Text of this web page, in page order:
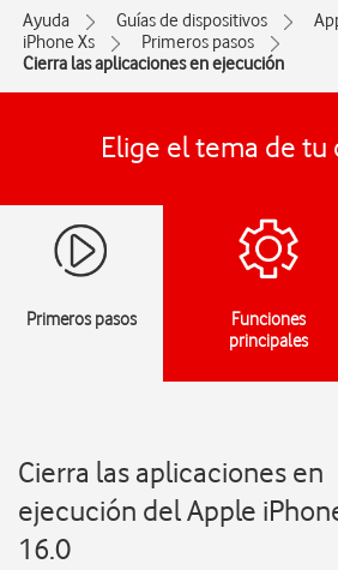
Ayuda Guías de dispositivos
iPhone Xs
Primeros pasos
Cierra las aplicaciones en ejecución
Elige el tema de tu
Primeros pasos
Funciones
principales
Cierra las aplicaciones en
ejecución del Apple
16.0